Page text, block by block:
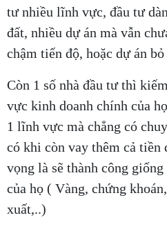
tư nhiều lĩnh vực, đầu tư
đất, nhiều dự án mà vẫn
chậm tiến độ, hoặc dự án
Còn 1 số nhà đầu tư thì
vực kinh doanh chính của
1 lĩnh vực mà chẳng có
có khi còn vay thêm cả
vọng là sẽ thành công
của họ ( Vàng, chứng
xuất,..)